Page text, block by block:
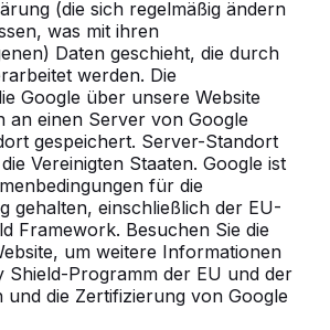
(die sich regelmäßig ändern
was mit ihren
Daten geschieht, die durch
werden. Die
Google über unsere Website
an einen Server von Google
gespeichert. Server-Standort
Vereinigten Staaten. Google ist
für die
gehalten, einschließlich der EU-
Framework. Besuchen Sie die
um weitere Informationen
Shield-Programm der EU und der
die Zertifizierung von Google
suchen
Florstadt Reichelsheim